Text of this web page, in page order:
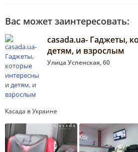
Вас может заинтересовать:
casada.ua- Гаджеты,
детям, и взрослым
Улица Успенская, 60
Касада в Украине